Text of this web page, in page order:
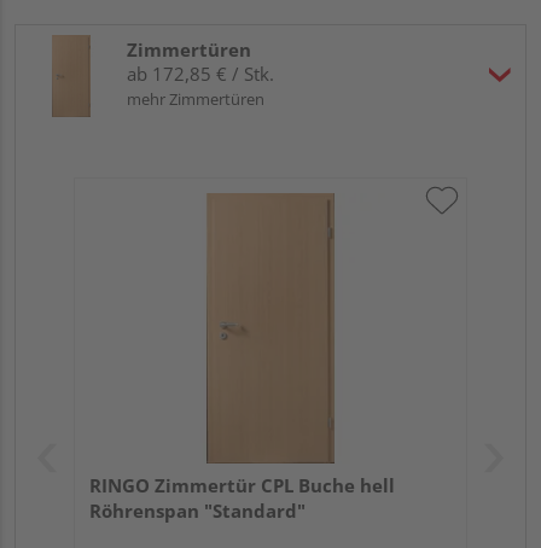
Zimmertüren
ab 172,85 € / Stk.
mehr Zimmertüren
RINGO Zimmertür CPL Buche hell
Röhrenspan "Standard"